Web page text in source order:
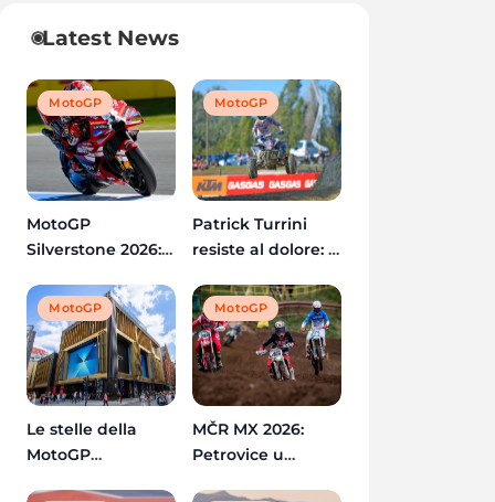
Latest News
MotoGP
MotoGP
Silverstone 2026:
pista dopo
l’operazione al
braccio destro
MotoGP
Patrick Turrini
resiste al dolore: il
Quadcross è
ancora possibile
MotoGP
Le stelle della
MotoGP
MotoGP
MČR MX 2026:
Petrovice u